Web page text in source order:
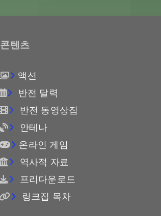
콘텐츠
액션
반전 달력
반전 동영상집
안테나
온라인 게임
역사적 자료
프리다운로드
링크집 목차